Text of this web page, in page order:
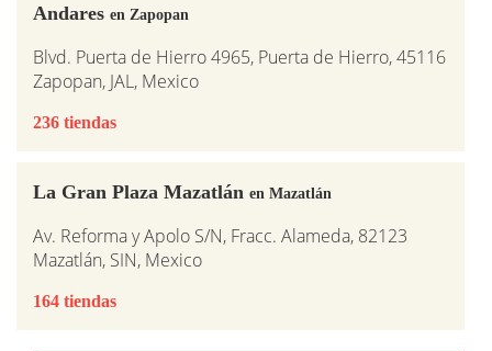
Andares en Zapopan
Blvd. Puerta de Hierro 4965, Puerta de Hierro, 45116
Zapopan, JAL, Mexico
236 tiendas
La Gran Plaza Mazatlán en Mazatlán
Av. Reforma y Apolo S/N, Fracc. Alameda, 82123
Mazatlán, SIN, Mexico
164 tiendas